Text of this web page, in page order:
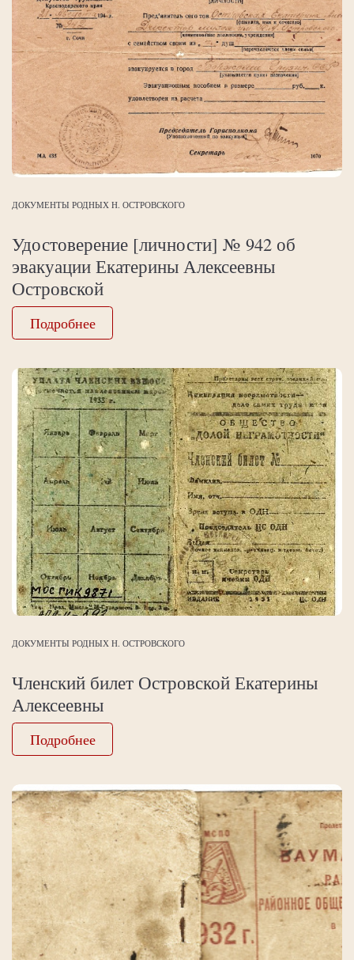
ДОКУМЕНТЫ РОДНЫХ Н. ОСТРОВСКОГО
Удостоверение [личности] № 942 об
эвакуации Екатерины Алексеевны
Островской
Подробнее
ДОКУМЕНТЫ РОДНЫХ Н. ОСТРОВСКОГО
Членский билет Островской Екатерины
Алексеевны
Подробнее